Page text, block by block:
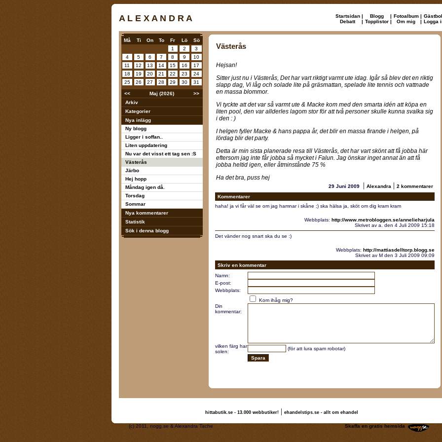
A L E X A N D R A Startsidan | Blogg | Fotoalbum |
Debatt
| Topplistor | Om mig | Logga
Må Ti On To Fr Lö
Sö
1
2
3
4
5 6 7 8 9
10
11
12 13 14 15 16
17
18
19 20 21 22 23
24
25
26 27 28 29 30 31
<< Maj (2026)
>>
Arkiv
Kategorier
Nya inlägg
Ny blogg
Ligger i soffan..
Liten uppdatering
Nu var det visst ett tag sen :S
Västerås
Järbo
Hej hopp
Måndag igen då.
Torsdag
Sommar
Nya kommentarer
Statistik
Sök i denna blogg
Västerås
Hejsan!
Sitter just nu i Västerås, Det har vart riktigt varmt ute idag. Igår så blev det en riktig
slapp dag, Vi låg och solade lite på gräsmattan, spelade lite tennis och vattnade
en massa blommor.
Vi tyckte att det var så varmt ute & Macke kom med den smarta idén att köpa en
liten pool, den var allderles lagom stor för att två personer skulle kunna svalka sig
i den : )
I helgen fyller Macke & hans pappa år, det blir en massa firande i helgen, på
lördag blir det party.
Detta är min sista planerade resa till Västerås, det har vart skönt att få jobba här
eftersom jag inte får jobba så mycket i Falun. Jag önskar inget annat än att få
jobba heltid igen, eller åtminstånde 75 %
Ha det bra, puss hej
29 Juni 2009 | Alexandra | 2 kommentarer
Kommentarer
haha! ja vi får väl se om jag hamnar i skåne ;) ska hälsa ja, sköt om dig kram kram
Webbplats: http://www.metrobloggen.se/annelieharjula
Skrivet av a. den 4 Juli 2009 15:18
Det vänder nog snart ska du se :)
Webbplats: http://mattiasdelltorp.blogg.se
Skrivet av M den 3 Juli 2009 09:09
Skriv en kommentar
Namn:
E-post:
Webbplats:
Kom ihåg mig?
Din
kommentar:
vilken färg har
solen:
(för att lura spam robotar)
hittabutik.se - 13.000 webbutiker!| ehandelstips.se - allt om ehandel
(c) 2011, nogg.se & Alexandra Tache Skaffa en gratis hemsida